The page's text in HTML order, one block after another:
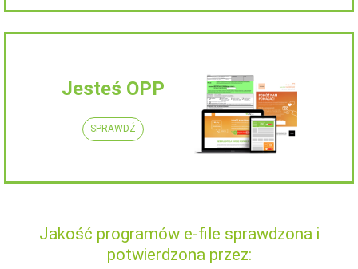
Jesteś OPP
SPRAWDŹ
Jakość programów e-file sprawdzona i
potwierdzona przez: